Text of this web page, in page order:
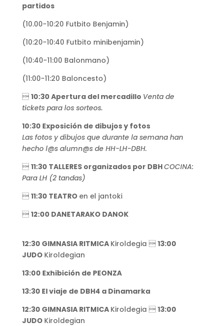
partidos
(10.00-10:20 Futbito Benjamin)
(10:20-10:40 Futbito minibenjamin)
(10:40-11:00 Balonmano)
(11:00-11:20 Baloncesto)
 10:30 Apertura del mercadillo Venta de
tickets para los sorteos.
10:30 Exposición de dibujos y fotos
Las fotos y dibujos que durante la semana han
hecho l@s alumn@s de HH-LH-DBH.
 11:30 TALLERES organizados por DBHCOCINA:
Para LH (2 tandas)
 11:30 TEATRO en el jantoki
 12:00 DANETARAKO DANOK
12:30 GIMNASIA RITMICA Kiroldegia  13:00
JUDO Kiroldegian
13:00 Exhibición de PEONZA
13:30 El viaje de DBH4 a Dinamarka
12:30 GIMNASIA RITMICA Kiroldegia  13:00
JUDO Kiroldegian